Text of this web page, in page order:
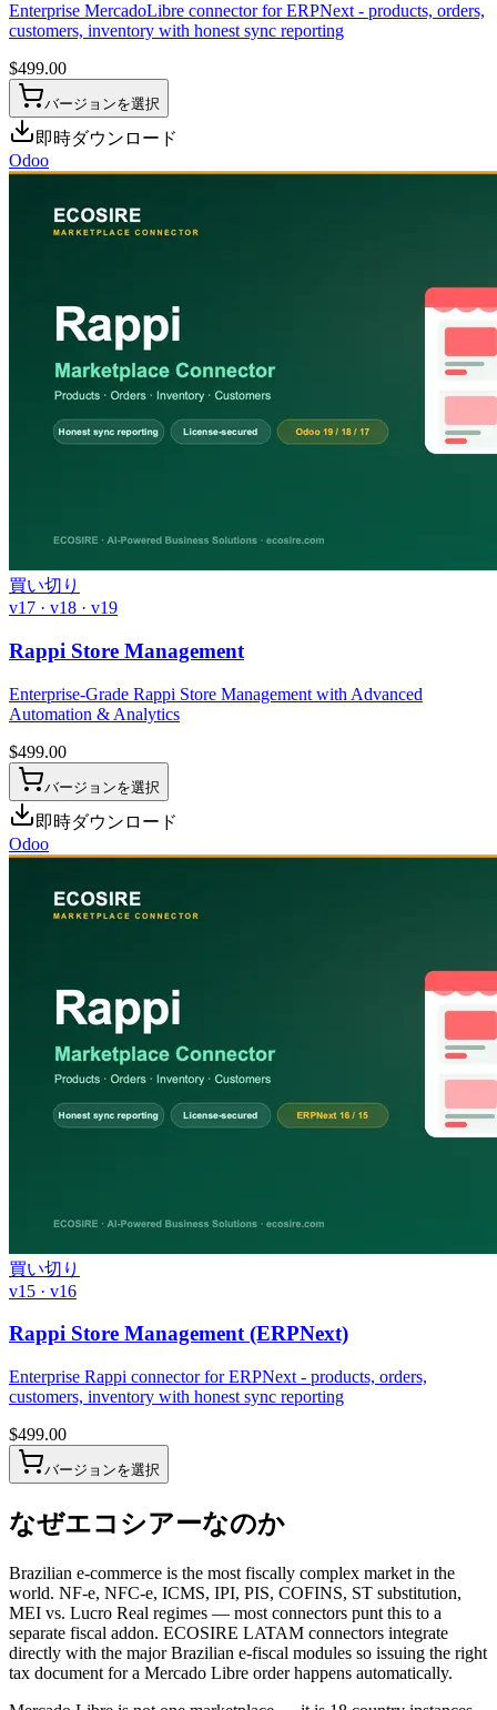
Enterprise MercadoLibre connector for ERPNext - products, orders,
customers, inventory with honest sync reporting
$499.00
バージョンを選択
即時ダウンロード
Odoo
買い切り
v17 · v18 · v19
Rappi Store Management
Enterprise-Grade Rappi Store Management with Advanced
Automation & Analytics
$499.00
バージョンを選択
即時ダウンロード
Odoo
買い切り
v15 · v16
Rappi Store Management (ERPNext)
Enterprise Rappi connector for ERPNext - products, orders,
customers, inventory with honest sync reporting
$499.00
バージョンを選択
なぜエコシアーなのか
Brazilian e-commerce is the most fiscally complex market in the
world. NF-e, NFC-e, ICMS, IPI, PIS, COFINS, ST substitution,
MEI vs. Lucro Real regimes — most connectors punt this to a
separate fiscal addon. ECOSIRE LATAM connectors integrate
directly with the major Brazilian e-fiscal modules so issuing the right
tax document for a Mercado Libre order happens automatically.